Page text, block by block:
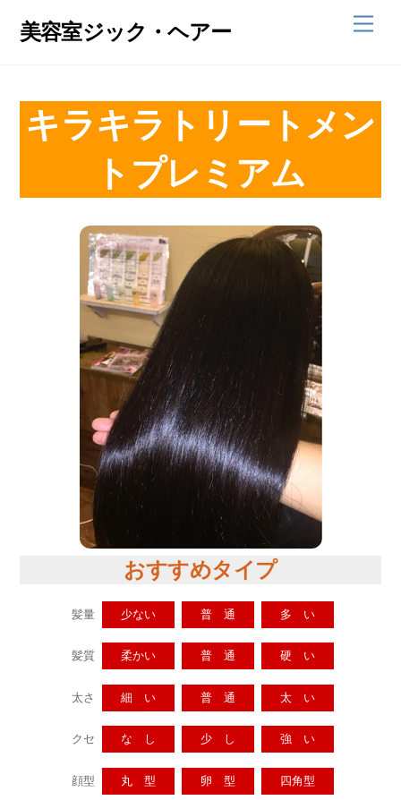
美容室ジック・ヘアー
キラキラトリートメン
トプレミアム
おすすめタイプ
髪量 少ない 普 通 多 い
髪質 柔かい 普 通 硬 い
太さ 細 い 普 通 太 い
クセ な し 少 し 強 い
顔型 丸 型 卵 型 四角型